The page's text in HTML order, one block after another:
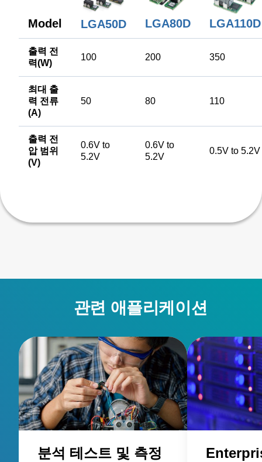
Model LGA50D LGA80D LGA110D
출력 전
력(W)
100 200 350
최대 출
력 전류
(A)
50 80 110
출력 전
압 범위
(V)
0.6V to
5.2V
0.6V to
5.2V
0.5V to 5.2V
관련 애플리케이션
분석 테스트 및 측정